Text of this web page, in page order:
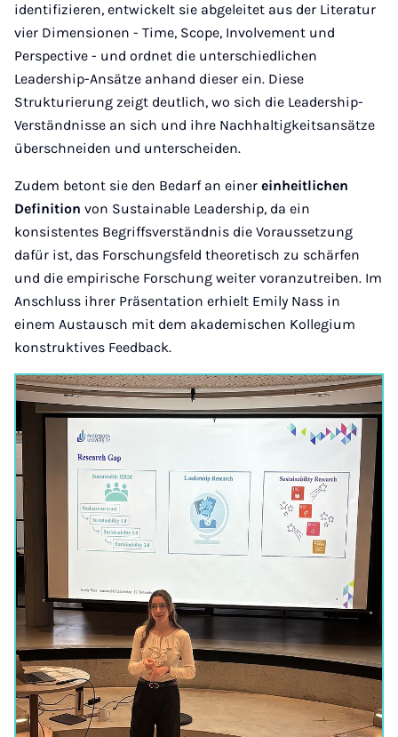
identifizieren, entwickelt sie abgeleitet aus der Literatur
vier Dimensionen - Time, Scope, Involvement und
Perspective - und ordnet die unterschiedlichen
Leadership-Ansätze anhand dieser ein. Diese
Strukturierung zeigt deutlich, wo sich die Leadership-
Verständnisse an sich und ihre Nachhaltigkeitsansätze
überschneiden und unterscheiden.
Zudem betont sie den Bedarf an einer einheitlichen
Definition von Sustainable Leadership, da ein
konsistentes Begriffsverständnis die Voraussetzung
dafür ist, das Forschungsfeld theoretisch zu schärfen
und die empirische Forschung weiter voranzutreiben. Im
Anschluss ihrer Präsentation erhielt Emily Nass in
einem Austausch mit dem akademischen Kollegium
konstruktives Feedback.